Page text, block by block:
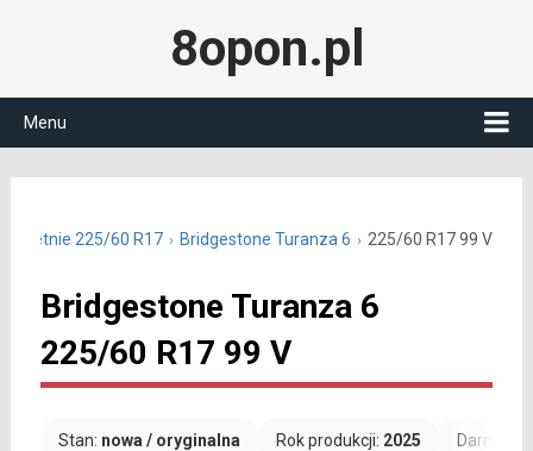
8opon.pl
Menu
letnie 225/60 R17 Bridgestone Turanza 6 225/60 R17 99 V
Bridgestone Turanza 6
225/60 R17 99 V
Stan: nowa / oryginalna Rok produkcji: 2025